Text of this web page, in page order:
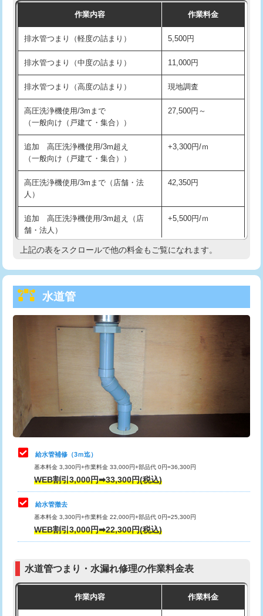
現場見積
※給水管工事は20mmまでの価格です。
持込商品取付（単水栓） 13,200円
持込商品取付（混合水栓） 16,500円
持込商品取付（浄水器・分岐水栓） 16,500円
給水管工事※（ホール加工) 16,500円
給水管工事※（バンド止め) 3,300円
給水管工事※（支持金具設置)
給水管工事※（保温材使用（バンド止
め込み）)
5,500円
給水管工事※（土の掘削・埋め戻し作
業)
11,000円
給水管工事※（塩ビ管（VP・HI）使
用/3ｍまで)
33,000円
給水管工事※（塩ビ管（VP・HI）使
+8,800円
給水管工事※（ライニング鋼管・銅
管・ポリ管・HT管使用/3ｍまで)
給水管工事※（ライニング鋼管・銅
管・ポリ管・HT管使用/3ｍ超え)
排水管工事（土の掘削・埋め戻し作
11,000円~
排水管工事（排水管工事/3ｍまで） 55,000円
排水管工事（追加 排水管工事/3ｍ超
マス交換（土の掘削・埋め戻し作業）
マス交換（深さ50㎝未満）
マス交換（深さ50㎝以上）
コンクリート斫り（厚さ10㎝まで）
モルタル補修（厚さ10㎝超え） 38,500円
作業内容 作業料金
排水管つまり（軽度の詰まり） 5,500円
排水管つまり（中度の詰まり） 11,000円
排水管つまり（高度の詰まり） 現地調査
高圧洗浄機使用/3mまで
（一般向け（戸建て・集合））
27,500円～
追加 高圧洗浄機使用/3m超え
（一般向け（戸建て・集合））
+3,300円/ｍ
高圧洗浄機使用/3mまで（店舗・法
人）
42,350円
追加 高圧洗浄機使用/3m超え（店
舗・法人）
+5,500円/ｍ
高度高圧洗浄換 現地調査
トーラー機使用/3mまで
追加トーラー機使用/3m超え
33,000円
8,800円
止水・漏水調査・防水処理・清掃・修
理・調整・分解・加工など（軽作業）
11,000円
止水・漏水調査・防水処理・清掃・修
理・調整・分解・加工など（中作業）
止水・漏水調査・防水処理・清掃・修
理・調整・分解・加工など（重作業）
33,000円
その他部品の脱着
交換・取付（タンク）
式）)
式・ワンホール）)
上記の表をスクロールで他の料金もご覧になれます。
水道管
給水管補修（3ｍ迄）
基本料金 3,300円+作業料金 33,000円+部品代 0円=36,300円
WEB割引3,000円➡33,300円(税込)
給水管撤去
基本料金 3,300円+作業料金 22,000円+部品代 0円=25,300円
WEB割引3,000円➡22,300円(税込)
水道管つまり・水漏れ修理の作業料金表
作業内容 作業料金